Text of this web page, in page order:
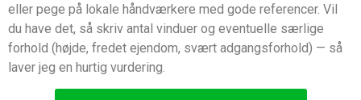
eller pege på lokale håndværkere med gode referencer. Vil
du have det, så skriv antal vinduer og eventuelle særlige
forhold (højde, fredet ejendom, svært adgangsforhold) — så
laver jeg en hurtig vurdering.